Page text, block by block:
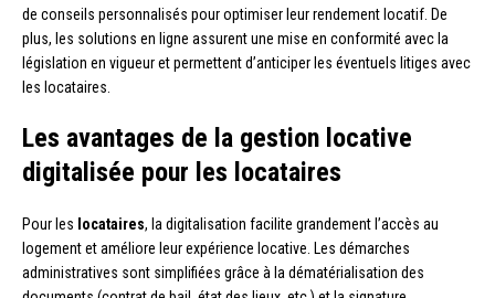
de conseils personnalisés pour optimiser leur rendement locatif. De
plus, les solutions en ligne assurent une mise en conformité avec la
législation en vigueur et permettent d’anticiper les éventuels litiges avec
les locataires.
Les avantages de la gestion locative
digitalisée pour les locataires
Pour les locataires, la digitalisation facilite grandement l’accès au
logement et améliore leur expérience locative. Les démarches
administratives sont simplifiées grâce à la dématérialisation des